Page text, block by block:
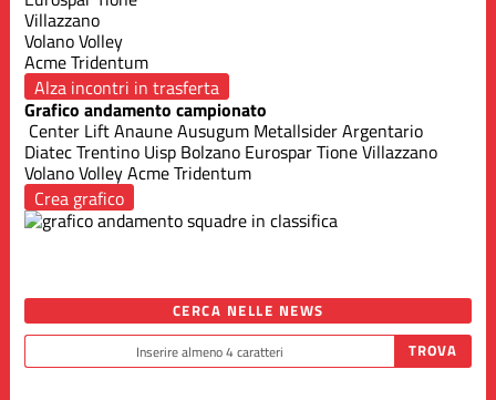
Villazzano
Volano Volley
Acme Tridentum
Alza incontri in trasferta
Grafico andamento campionato
Center Lift AnauneAusugum Metallsider Argentario
Diatec Trentino Uisp Bolzano Eurospar TioneVillazzano
Volano VolleyAcme Tridentum
Crea grafico
CERCA NELLE NEWS